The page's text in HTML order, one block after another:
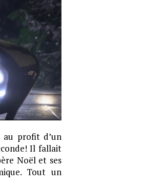
au profit d’un
Il fallait
Noël et ses
Tout un